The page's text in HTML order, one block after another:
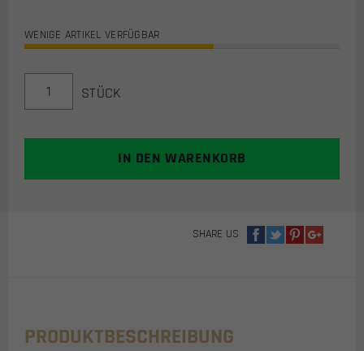
WENIGE ARTIKEL VERFÜGBAR
SPEC-
/
STÜCK
IN DEN WARENKORB
SHARE US
PRODUKTBESCHREIBUNG